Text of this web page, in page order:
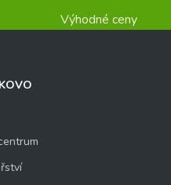
Výhodné ceny